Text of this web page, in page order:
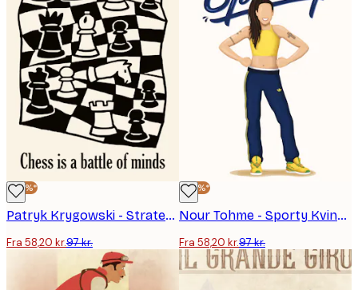
-40%*
Patryk Krygowski - Strategisk Skakkamp Plakat
Fra 58,20 kr.97 kr.
-40%*
Nour Tohme - Sporty Kvinde Plakat
Fra 58,20 kr.97 kr.